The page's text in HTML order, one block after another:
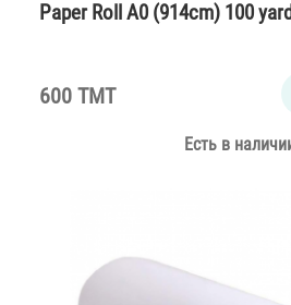
Paper Roll A0 (914cm) 100
600 TMT
Есть в